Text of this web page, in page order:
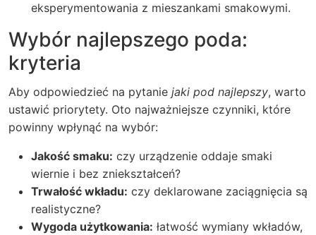
eksperymentowania z mieszankami smakowymi.
Wybór najlepszego poda:
kryteria
Aby odpowiedzieć na pytanie jaki pod najlepszy, warto
ustawić priorytety. Oto najważniejsze czynniki, które
powinny wpłynąć na wybór:
Jakość smaku: czy urządzenie oddaje smaki
wiernie i bez zniekształceń?
Trwałość wkładu: czy deklarowane zaciągnięcia są
realistyczne?
Wygoda użytkowania: łatwość wymiany wkładów,